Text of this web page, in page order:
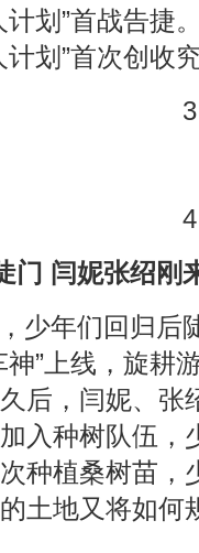
计划”首战告捷
计划”首次创收
门 闫妮张绍刚
少年们回归后
神”上线，旋耕
后，闫妮、
入种树队伍，
种植桑树苗，
土地又将如何